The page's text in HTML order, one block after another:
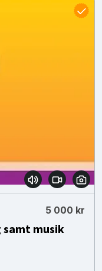
5 000 kr
samt musik